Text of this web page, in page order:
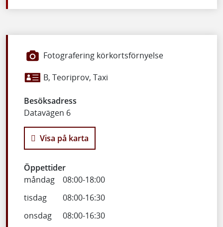
Fotografering körkortsförnyelse
B, Teoriprov, Taxi
Besöksadress
Datavägen 6
Visa på karta
Öppettider
måndag
08:00-18:00
tisdag
08:00-16:30
onsdag
08:00-16:30